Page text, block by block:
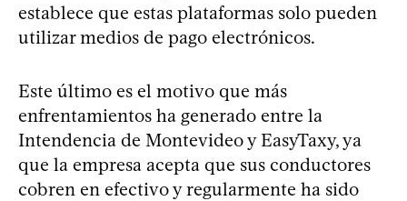
establece que estas plataformas solo pueden
utilizar medios de pago electrónicos.
Este último es el motivo que más
enfrentamientos ha generado entre la
Intendencia de Montevideo y EasyTaxy, ya
que la empresa acepta que sus conductores
cobren en efectivo y regularmente ha sido